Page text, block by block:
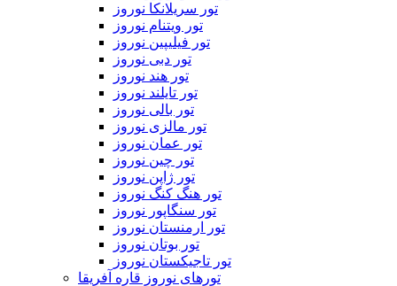
تور سریلانکا نوروز
تور ویتنام نوروز
تور فیلیپین نوروز
تور دبی نوروز
تور هند نوروز
تور تایلند نوروز
تور بالی نوروز
تور مالزی نوروز
تور عمان نوروز
تور چین نوروز
تور ژاپن نوروز
تور هنگ کنگ نوروز
تور سنگاپور نوروز
تور ارمنستان نوروز
تور بوتان نوروز
تور تاجیکستان نوروز
تورهای نوروز قاره آفریقا